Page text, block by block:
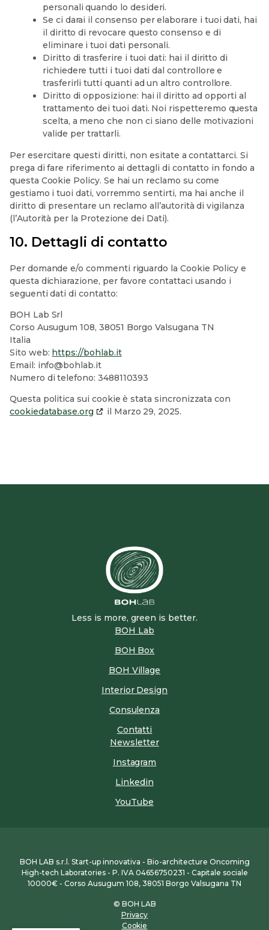
personali quando lo desideri.
Se ci darai il consenso per elaborare i tuoi dati, hai
il diritto di revocare questo consenso e di
eliminare i tuoi dati personali.
Diritto di trasferire i tuoi dati: hai il diritto di
richiedere tutti i tuoi dati dal controllore e
trasferirli tutti quanti ad un altro controllore.
Diritto di opposizione: hai il diritto ad opporti al
trattamento dei tuoi dati. Noi rispetteremo questa
scelta, a meno che non ci siano delle motivazioni
valide per trattarli.
Per esercitare questi diritti, non esitate a contattarci. Si
prega di fare riferimento ai dettagli di contatto in fondo a
questa Cookie Policy. Se hai un reclamo su come
gestiamo i tuoi dati, vorremmo sentirti, ma hai anche il
diritto di presentare un reclamo all’autorità di vigilanza
(l’Autorità per la Protezione dei Dati).
10. Dettagli di contatto
Per domande e/o commenti riguardo la Cookie Policy e
questa dichiarazione, per favore contattaci usando i
seguenti dati di contatto:
BOH Lab Srl
Corso Ausugum 108, 38051 Borgo Valsugana TN
Italia
Sito web: https://bohlab.it
Email: info@bohlab.it
Numero di telefono: 3488110393
Questa politica sui cookie è stata sincronizzata con
cookiedatabase.org
il Marzo 29, 2025.
Less is more, green is better.
BOH Lab
BOH Box
BOH Village
Interior Design
Consulenza
Contatti
Newsletter
Instagram
Linkedin
YouTube
BOH LAB s.r.l. Start-up innovativa - Bio-architecture Oncoming
High-tech Laboratories - P. IVA 04656750231 - Capitale sociale
10000€ - Corso Ausugum 108, 38051 Borgo Valsugana TN
© BOH LAB
Privacy
Cookie